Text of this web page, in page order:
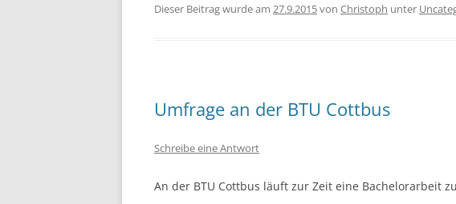
Dieser Beitrag wurde am 27.9.2015von Christoph unter
Umfrage an der BTU Cottbus
Schreibe eine Antwort
An der BTU Cottbus läuft zur Zeit eine Bachelorarbeit